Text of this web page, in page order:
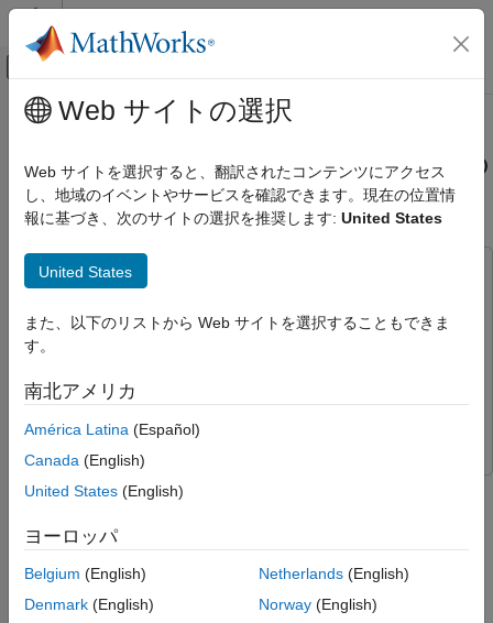
コンテンツへスキップ
オフキャンバス ナビゲーション メ
ドキュメンテーションのホーム
FPGA、ASIC、および SoC 開発
HDL Coder
Simscape ハードウェアインザループ ワークフ
ロー
展開
リアルタイム ハードウェア展開
ロー
用途
電力コンバーター
リアルタイム ハードウェア展開
Simscape ハードウェアインザループ ワークフ
メインコンテンツ
Speedgoat FPGA IO モジュールへ
の Simscape DC モーター モデルの
展開
この例では次を使用します。
Simscape Electrical Simscape Electrical
SimscapeSimscape
Simulink Real-TimeSimulink Real-Time
この例では、DC モーターなどの非線形 Simscape™ モデル用の
ュールに展開する方法を示します。
はじめに
この例では、Simscape モデル (線形と非線形の両方) 用の HDL
Web サイトの選択
Web サイトを選択すると、翻訳されたコンテンツにアクセス
し、地域のイベントやサービスを確認できます。現在の位置情
報に基づき、次のサイトの選択を推奨します: United States
United States
また、以下のリストから Web サイトを選択することもできま
す。
南北アメリカ
América Latina (Español)
Canada (English)
United States (English)
ヨーロッパ
Belgium (English)
Denmark (English)
Netherlands(English)
Norway(English)